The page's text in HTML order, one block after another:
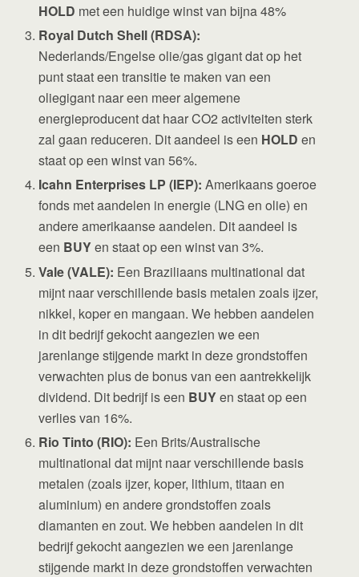
HOLD met een huidige winst van bijna 48%
Royal Dutch Shell (RDSA):
Nederlands/Engelse olie/gas gigant dat op het
punt staat een transitie te maken van een
oliegigant naar een meer algemene
energieproducent dat haar CO2 activiteiten sterk
zal gaan reduceren. Dit aandeel is een HOLD en
staat op een winst van 56%.
Icahn Enterprises LP (IEP): Amerikaans goeroe
fonds met aandelen in energie (LNG en olie) en
andere amerikaanse aandelen. Dit aandeel is
een BUYen staat op een winst van 3%.
Vale (VALE): Een Braziliaans multinational dat
mijnt naar verschillende basis metalen zoals ijzer,
nikkel, koper en mangaan. We hebben aandelen
in dit bedrijf gekocht aangezien we een
jarenlange stijgende markt in deze grondstoffen
verwachten plus de bonus van een aantrekkelijk
dividend. Dit bedrijf is een BUYen staat op een
verlies van 16%.
Rio Tinto (RIO): Een Brits/Australische
multinational dat mijnt naar verschillende basis
metalen (zoals ijzer, koper, lithium, titaan en
aluminium) en andere grondstoffen zoals
diamanten en zout. We hebben aandelen in dit
bedrijf gekocht aangezien we een jarenlange
stijgende markt in deze grondstoffen verwachten